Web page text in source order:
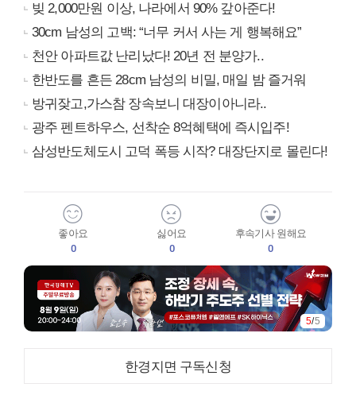
빚 2,000만원 이상, 나라에서 90% 갚아준다!
30cm 남성의 고백: “너무 커서 사는 게 행복해요”
천안 아파트값 난리났다! 20년 전 분양가..
한반도를 흔든 28cm 남성의 비밀, 매일 밤 즐거워
방귀잦고,가스참 장속보니 대장이아니라..
광주 펜트하우스, 선착순 8억혜택에 즉시입주!
삼성반도체도시 고덕 폭등 시작? 대장단지로 몰린다!
좋아요
0
싫어요
0
후속기사 원해요
0
5/5
한경지면 구독신청